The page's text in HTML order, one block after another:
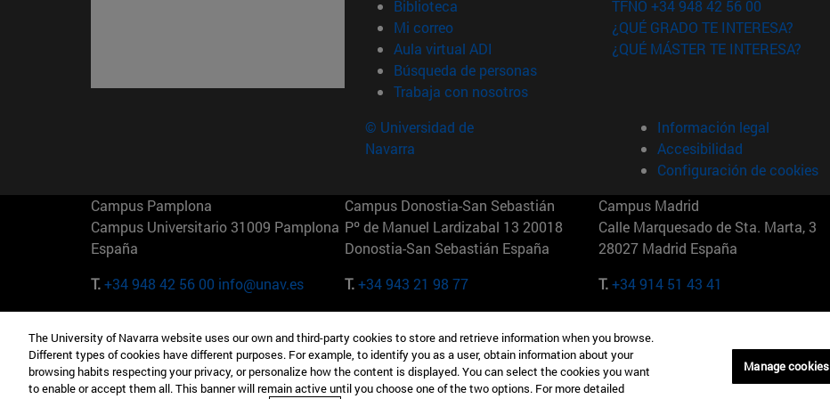
Biblioteca (abre en nueva ventana)
Mi correo(abre en nueva ventana)
Aula virtual ADI (abre en nueva ventana)
Búsqueda de personas(abre en nueva ventana)
Trabaja con nosotros(abre en nueva ventana)
TFNO +34 948 42 56 00
¿QUÉ GRADO TE INTERESA?
¿QUÉ MÁSTER TE INTERESA?
© Universidad de
Navarra
Información legal
Accesibilidad
Configuración de cookies
Campus Pamplona
Campus Universitario 31009 Pamplona
España
T.+34 948 42 56 00 info@unav.es
Campus Donostia-San Sebastián
Pº de Manuel Lardizabal 13 20018
Donostia-San Sebastián España
T.+34 943 21 98 77
Campus Madrid
Calle Marquesado de Sta. Marta, 3
28027 Madrid España
T.+34 914 51 43 41
Camino del Cerro Águila 3 28023
Madrid España
165 W 57th St 10019-2201 Nueva York
EE.UU
Maria-Theresia-Straße 15 81675
Múnich Alemania
The University of Navarra website uses our own and third-party cookies to store and retrieve information when you browse.
Different types of cookies have different purposes. For example, to identify you as a user, obtain information about your
browsing habits respecting your privacy, or personalize how the content is displayed. You can select the cookies you want
to enable or accept them all. This banner will remain active until you choose one of the two options. For more detailed
Manage cookies